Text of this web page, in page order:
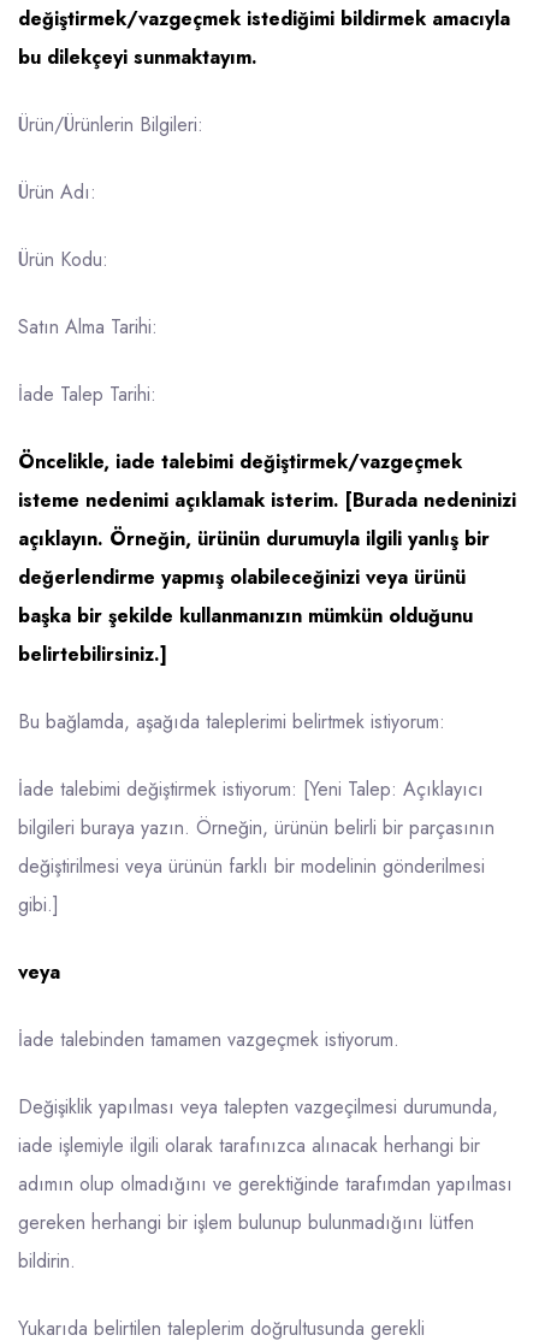
değiştirmek/vazgeçmek istediğimi bildirmek amacıyla
bu dilekçeyi sunmaktayım.
Ürün/Ürünlerin Bilgileri:
Ürün Adı:
Ürün Kodu:
Satın Alma Tarihi:
İade Talep Tarihi:
Öncelikle, iade talebimi değiştirmek/vazgeçmek
isteme nedenimi açıklamak isterim. [Burada nedeninizi
açıklayın. Örneğin, ürünün durumuyla ilgili yanlış bir
değerlendirme yapmış olabileceğinizi veya ürünü
başka bir şekilde kullanmanızın mümkün olduğunu
belirtebilirsiniz.]
Bu bağlamda, aşağıda taleplerimi belirtmek istiyorum:
İade talebimi değiştirmek istiyorum: [Yeni Talep: Açıklayıcı
bilgileri buraya yazın. Örneğin, ürünün belirli bir parçasının
değiştirilmesi veya ürünün farklı bir modelinin gönderilmesi
gibi.]
veya
İade talebinden tamamen vazgeçmek istiyorum.
Değişiklik yapılması veya talepten vazgeçilmesi durumunda,
iade işlemiyle ilgili olarak tarafınızca alınacak herhangi bir
adımın olup olmadığını ve gerektiğinde tarafımdan yapılması
gereken herhangi bir işlem bulunup bulunmadığını lütfen
bildirin.
Yukarıda belirtilen taleplerim doğrultusunda gerekli